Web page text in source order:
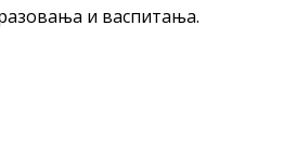
и васпитања.